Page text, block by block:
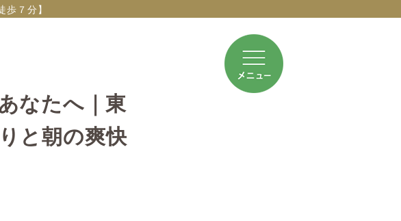
７分】
なたへ｜東
と朝の爽快